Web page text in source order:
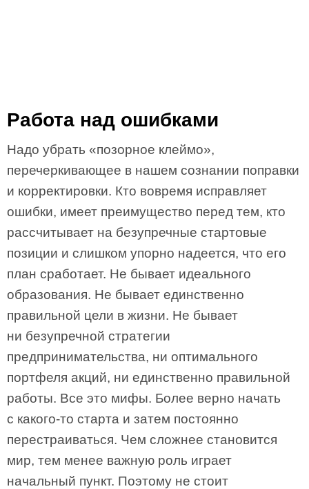
Работа над ошибками
Надо убрать «позорное клеймо»,
перечеркивающее в нашем сознании поправки
и корректировки. Кто вовремя исправляет
ошибки, имеет преимущество перед тем, кто
рассчитывает на безупречные стартовые
позиции и слишком упорно надеется, что его
план сработает. Не бывает идеального
образования. Не бывает единственно
правильной цели в жизни. Не бывает
ни безупречной стратегии
предпринимательства, ни оптимального
портфеля акций, ни единственно правильной
работы. Все это мифы. Более верно начать
с какого-то старта и затем постоянно
перестраиваться. Чем сложнее становится
мир, тем менее важную роль играет
начальный пункт. Поэтому не стоит